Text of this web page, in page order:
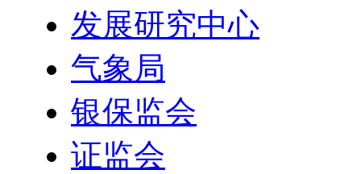
发展研究中心
气象局
银保监会
证监会